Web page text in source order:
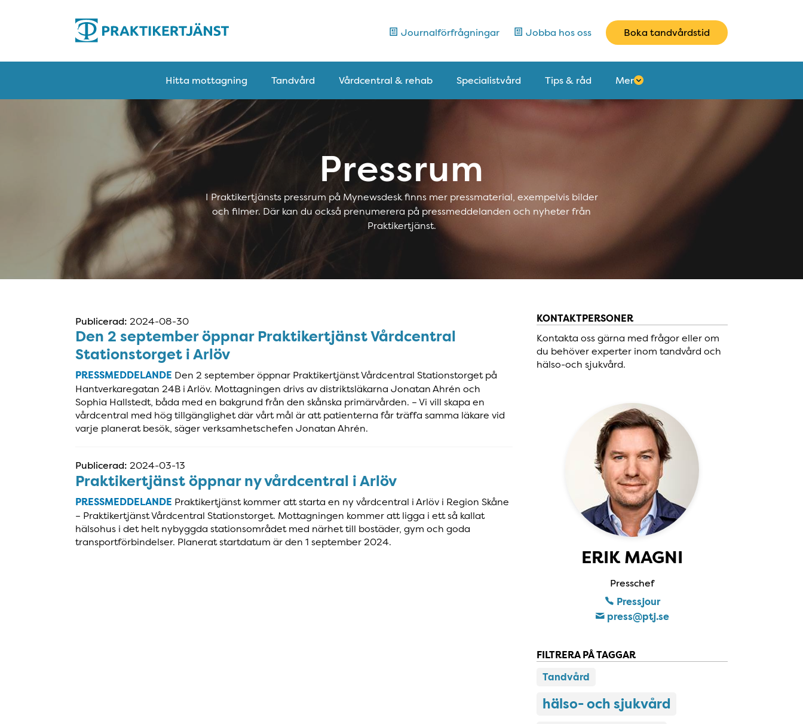
Journalförfrågningar Jobba hos oss Boka tandvårdstid
Hitta mottagning Tandvård Vårdcentral & rehab Specialistvård Tips & råd Mer
Pressrum
I Praktikertjänsts pressrum på Mynewsdesk finns mer pressmaterial, exempelvis bilder
och filmer. Där kan du också prenumerera på pressmeddelanden och nyheter från
Praktikertjänst.
Publicerad: 2024-08-30
Den 2 september öppnar Praktikertjänst Vårdcentral
Stationstorget i Arlöv
PRESSMEDDELANDE Den 2 september öppnar Praktikertjänst Vårdcentral Stationstorget på
Hantverkaregatan 24B i Arlöv. Mottagningen drivs av distriktsläkarna Jonatan Ahrén och
Sophia Hallstedt, båda med en bakgrund från den skånska primärvården. – Vi vill skapa en
vårdcentral med hög tillgänglighet där vårt mål är att patienterna får träffa samma läkare vid
varje planerat besök, säger verksamhetschefen Jonatan Ahrén.
Publicerad: 2024-03-13
Praktikertjänst öppnar ny vårdcentral i Arlöv
PRESSMEDDELANDE Praktikertjänst kommer att starta en ny vårdcentral i Arlöv i Region Skåne
– Praktikertjänst Vårdcentral Stationstorget. Mottagningen kommer att ligga i ett så kallat
hälsohus i det helt nybyggda stationsområdet med närhet till bostäder, gym och goda
transportförbindelser. Planerat startdatum är den 1 september 2024.
KONTAKTPERSONER
Kontakta oss gärna med frågor eller om
du behöver experter inom tandvård och
hälso-och sjukvård.
ERIK MAGNI
Presschef
Pressjour
press​@ptj​.se
FILTRERA PÅ TAGGAR
Tandvård
hälso- och sjukvård